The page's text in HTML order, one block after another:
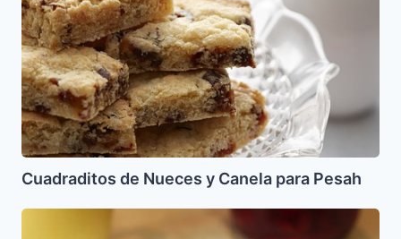
de
Nueces
y
Canela
para
Pesah
Cuadraditos de Nueces y Canela para Pesah
Blintzes